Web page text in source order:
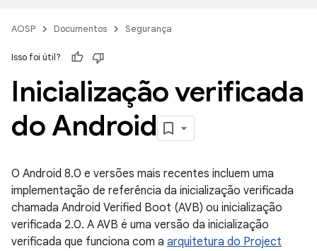
AOSP Documentos Segurança
Isso foi útil?
Inicialização verificada
do Android
O Android 8.0 e versões mais recentes incluem uma
implementação de referência da inicialização verificada
chamada Android Verified Boot (AVB) ou inicialização
verificada 2.0. A AVB é uma versão da inicialização
verificada que funciona com a arquitetura do Project